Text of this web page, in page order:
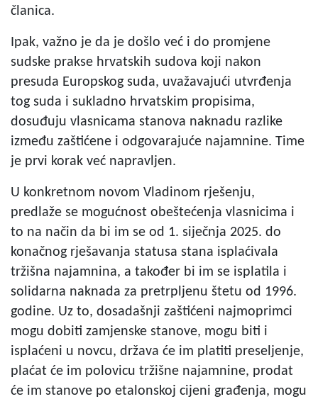
članica.
Ipak, važno je da je došlo već i do promjene
sudske prakse hrvatskih sudova koji nakon
presuda Europskog suda, uvažavajući utvrđenja
tog suda i sukladno hrvatskim propisima,
dosuđuju vlasnicama stanova naknadu razlike
između zaštićene i odgovarajuće najamnine. Time
je prvi korak već napravljen.
U konkretnom novom Vladinom rješenju,
predlaže se mogućnost obeštećenja vlasnicima i
to na način da bi im se od 1. siječnja 2025. do
konačnog rješavanja statusa stana isplaćivala
tržišna najamnina, a također bi im se isplatila i
solidarna naknada za pretrpljenu štetu od 1996.
godine. Uz to, dosadašnji zaštićeni najmoprimci
mogu dobiti zamjenske stanove, mogu biti i
isplaćeni u novcu, država će im platiti preseljenje,
plaćat će im polovicu tržišne najamnine, prodat
će im stanove po etalonskoj cijeni građenja, mogu